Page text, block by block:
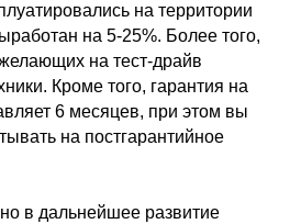
на территории
на 5-25%. Более того,
на тест-драйв
Кроме того, гарантия на
6 месяцев, при этом вы
на постгарантийное
в дальнейшее развитие